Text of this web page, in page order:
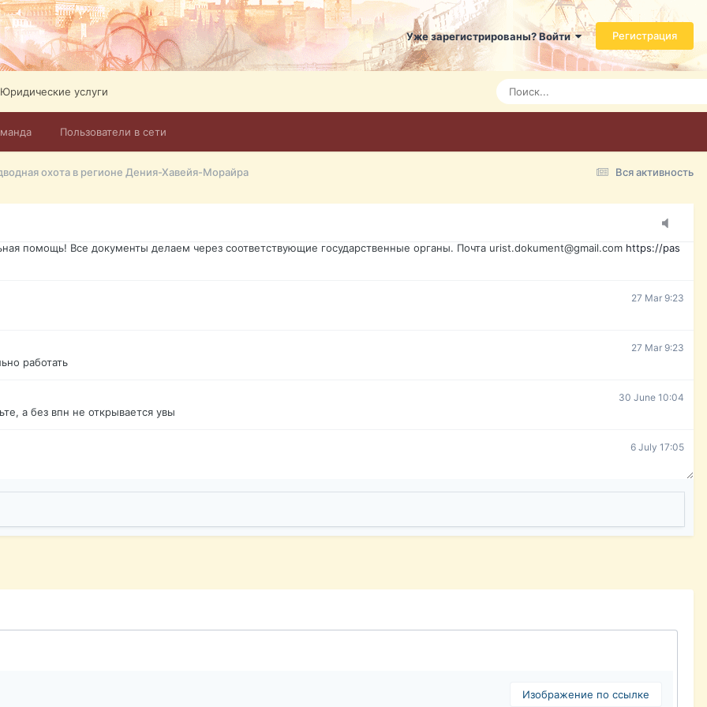
Уже зарегистрированы? Войти Регистрация
Пользователи в сети
Юридические услуги
Вся активность
охота в регионе Дения-Хавейя-Морайра
Абонемент на 4 тв всего 12,5 Евро в месяц! Легко настроить справится даже ребенок. Быстрое оформление договора с
+972-526-384-339
7 Mar 3:21
7 Mar 3:24
7 Mar 3:28
форума?т из э
15 Mar 16:47
помощь! Все документы делаем через соответствующие государственные органы. Почта urist.dokument@gmail.com https://pas
27 Mar 9:23
27 Mar 9:23
работать
30 June 10:04
а без впн не открывается увы
6 July 17:05
Изображение по ссылке